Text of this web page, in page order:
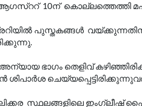
ആഗസ്ററ് 10ന് കൊല്ലത്തെത്തി
പുസ്തകങ്ങൾ വയ്ക്കുന്നതിന്
ഭാഗം തെളിവ്
സ്ഥലങ്ങളിലെ ഇംഗ്ലീഷ്